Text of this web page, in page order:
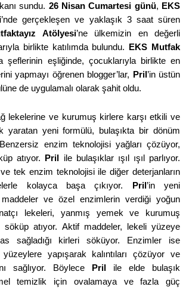
sundu. 26 Nisan Cumartesi günü, EKS
’nde gerçekleşen ve yaklaşık 3 saat süren
Atölyesi’ne ülkemizin en değerli
birlikte katılımda bulundu.
EKS Mutfak
şeflerinin eşliğinde, çocuklarıyla birlikte en
yapmayı öğrenen blogger’lar,
Pril ’in üstün
de uygulamalı olarak şahit oldu.
lekelerine ve kurumuş kirlere karşı etkili ve
yaratan yeni formülü, bulaşıkta bir dönüm
enzim teknolojisi yağları çözüyor,
atıyor.
Pril
ile bulaşıklar ışıl ışıl parlıyor.
tek enzim teknolojisi ile diğer deterjanların
kolayca başa çıkıyor.
Pril ’in yeni
ve özel enzimlerin verdiği yoğun
lekeleri, yanmış yemek ve kurumuş
söküp atıyor. Aktif maddeler, lekeli yüzeye
sağladığı kirleri söküyor. Enzimler ise
yapışarak kalıntıları çözüyor ve
sağlıyor. Böylece
Pril ile elde bulaşık
temizlik için ovalamaya ve fazla güç